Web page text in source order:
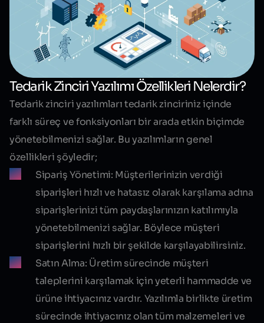
Tedarik Zinciri Yazılımı Özellikleri Nelerdir?
Tedarik zinciri yazılımları tedarik zinciriniz içinde
farklı süreç ve fonksiyonları bir arada etkin biçimde
yönetebilmenizi sağlar. Bu yazılımların genel
özellikleri şöyledir;
Sipariş Yönetimi: Müşterilerinizin verdiği
siparişleri hızlı ve hatasız olarak karşılama adına
siparişlerinizi tüm paydaşlarınızın katılımıyla
yönetebilmenizi sağlar. Böylece müşteri
siparişlerini hızlı bir şekilde karşılayabilirsiniz.
Satın Alma: Üretim sürecinde müşteri
taleplerini karşılamak için yeterli hammadde ve
ürüne ihtiyacınız vardır. Yazılımla birlikte üretim
sürecinde ihtiyacınız olan tüm malzemeleri ve